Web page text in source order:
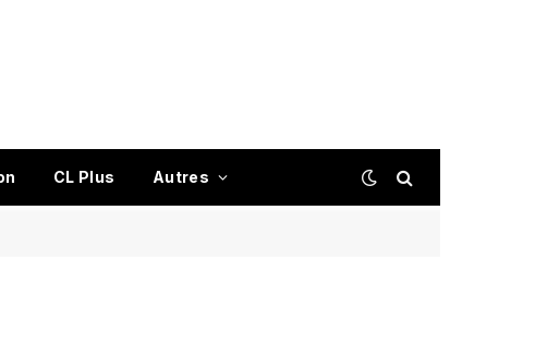
CL Plus Autres